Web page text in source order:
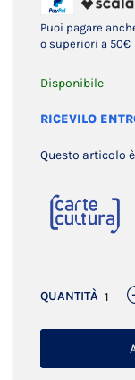
Puoi pagare
o superiori a 50€
Disponibile
RICEVILO
Questo articolo
QUANTITÀ